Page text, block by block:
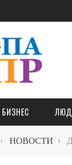
БИЗНЕС
› НОВОСТИ ›